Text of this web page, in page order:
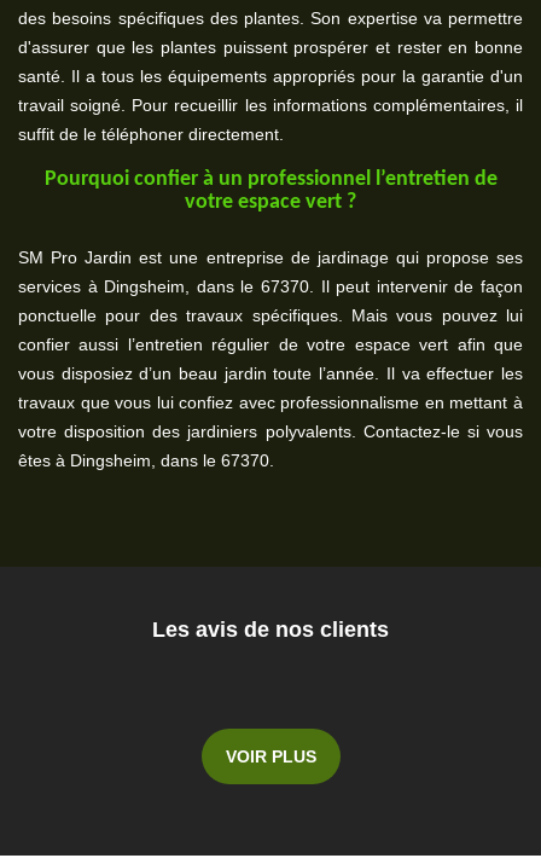
des besoins spécifiques des plantes. Son expertise va permettre
d'assurer que les plantes puissent prospérer et rester en bonne
santé. Il a tous les équipements appropriés pour la garantie d'un
travail soigné. Pour recueillir les informations complémentaires, il
suffit de le téléphoner directement.
Pourquoi confier à un professionnel l’entretien de
votre espace vert ?
SM Pro Jardin est une entreprise de jardinage qui propose ses
services à Dingsheim, dans le 67370. Il peut intervenir de façon
ponctuelle pour des travaux spécifiques. Mais vous pouvez lui
confier aussi l’entretien régulier de votre espace vert afin que
vous disposiez d’un beau jardin toute l’année. Il va effectuer les
travaux que vous lui confiez avec professionnalisme en mettant à
votre disposition des jardiniers polyvalents. Contactez-le si vous
êtes à Dingsheim, dans le 67370.
Les avis de nos clients
VOIR PLUS